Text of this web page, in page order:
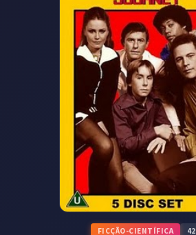
FICÇÃO-CIENTÍFICA 42